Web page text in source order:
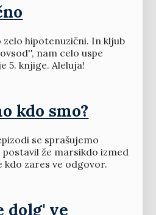
hipotenuzični. In kljub
nam celo uspe
5. knjige. Aleluja!
kdo smo?
se sprašujemo
postavil že marsikdo izmed
kdo zares ve odgovor.
dolg' ve